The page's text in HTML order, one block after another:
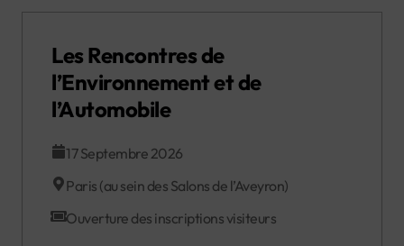
Les Rencontres de
l’Environnement et de
l’Automobile
17 Septembre 2026
Paris (au sein des Salons de l’Aveyron)
Ouverture des inscriptions visiteurs